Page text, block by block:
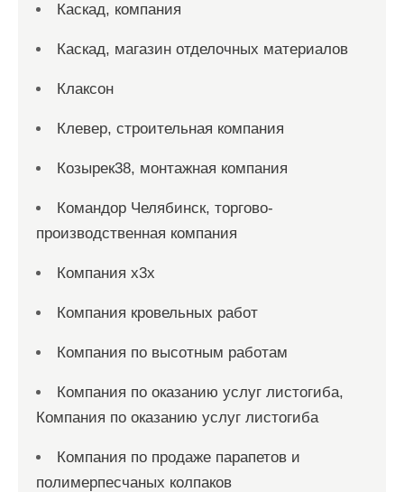
Каскад, компания
Каскад, магазин отделочных материалов
Клаксон
Клевер, строительная компания
Козырек38, монтажная компания
Командор Челябинск, торгово-
производственная компания
Компания x3x
Компания кровельных работ
Компания по высотным работам
Компания по оказанию услуг листогиба,
Компания по оказанию услуг листогиба
Компания по продаже парапетов и
полимерпесчаных колпаков